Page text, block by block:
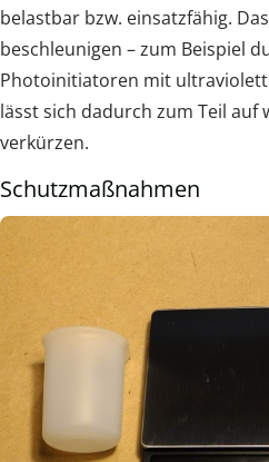
belastbar bzw. einsatzfähig.
beschleunigen – zum Beispiel
Photoinitiatoren mit
lässt sich dadurch zum Teil auf
verkürzen.
Schutzmaßnahmen